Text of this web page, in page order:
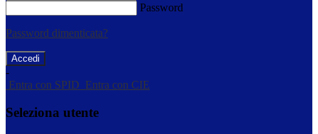
Password
Password dimenticata?
-
Entra con SPID Entra con CIE
Seleziona utente